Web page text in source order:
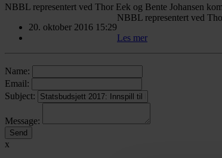
NBBL representert ved Thor Eek og Bente Johansen
20. oktober 2016 15:29
NBBL representert ved
Les mer
Name:
Email:
Subject:
Message:
x